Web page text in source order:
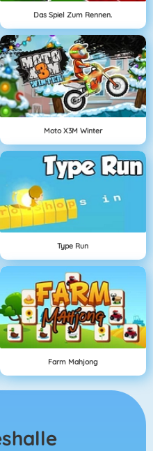
Das Spiel Zum Rennen.
Moto X3M Winter
Type Run
Farm Mahjong